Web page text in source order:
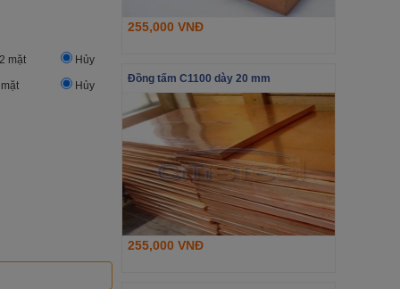
mặt Hủy
Hủy
255,000 VNĐ
Đồng tấm C1100 dày 20 mm
255,000 VNĐ